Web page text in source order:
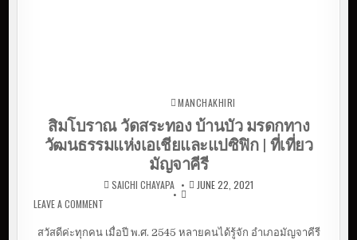
MANCHAKHIRI
สิมโบราณ วัดสระทอง บ้านบัว มรดกทาง
วัฒนธรรมแห่งเอเชียและแปซิฟิก | ที่เที่ยว
มัญจาคีรี
SAICHI CHAYAPA
JUNE 22, 2021
LEAVE A COMMENTON สิมโบราณ วัดสระทอง บ้านบัว มรดกทางวัฒนธรรม
สวัสดีค่ะทุกคน เมื่อปี พ.ศ. 2545 หลายคนได้รู้จัก อำเภอมัญจาคีรี